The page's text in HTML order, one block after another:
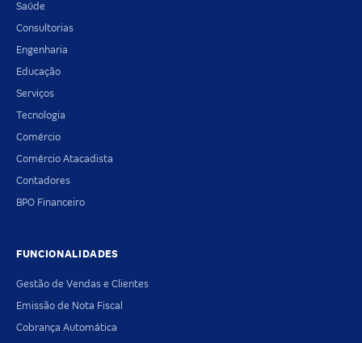
Saúde
Consultorias
Engenharia
Educação
Serviços
Tecnologia
Comércio
Comércio Atacadista
Contadores
BPO Financeiro
FUNCIONALIDADES
Gestão de Vendas e Clientes
Emissão de Nota Fiscal
Cobrança Automática